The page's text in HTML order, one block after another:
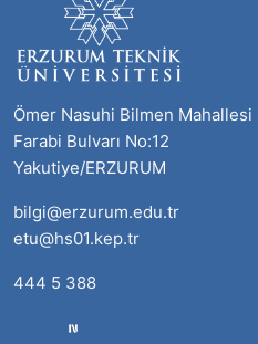
Ömer Nasuhi Bilmen Mahallesi
Farabi Bulvarı No:12
Yakutiye/ERZURUM
bilgi@erzurum.edu.tr
etu@hs01.kep.tr
444 5 388